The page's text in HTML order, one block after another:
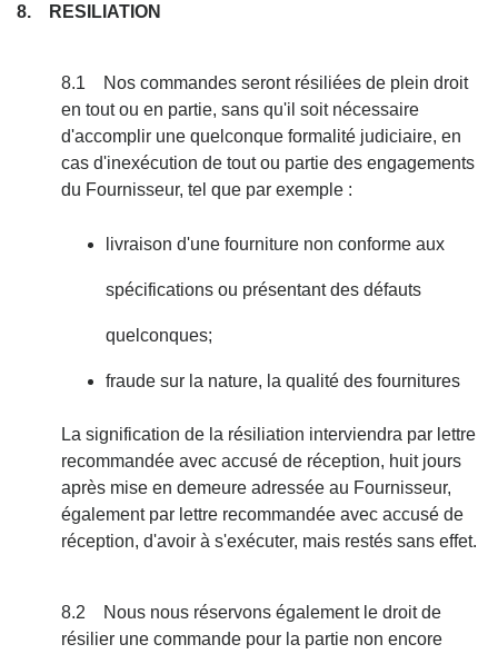
8. RESILIATION
8.1 Nos commandes seront résiliées de plein droit
en tout ou en partie, sans qu'il soit nécessaire
d'accomplir une quelconque formalité judiciaire, en
cas d'inexécution de tout ou partie des engagements
du Fournisseur, tel que par exemple :
livraison d'une fourniture non conforme aux
spécifications ou présentant des défauts
quelconques;
fraude sur la nature, la qualité des fournitures
La signification de la résiliation interviendra par lettre
recommandée avec accusé de réception, huit jours
après mise en demeure adressée au Fournisseur,
également par lettre recommandée avec accusé de
réception, d'avoir à s'exécuter, mais restés sans effet.
8.2 Nous nous réservons également le droit de
résilier une commande pour la partie non encore